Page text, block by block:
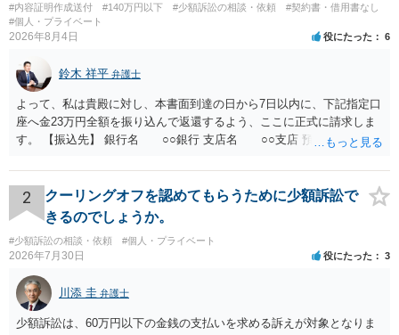
#内容証明作成送付 #140万円以下 #少額訴訟の相談・依頼
#契約書・借用書なし
#個人・プライベート
2026年8月4日 役にたった 6
鈴木 祥平 弁護士
よって、私は貴殿に対し、本書面到達の日から7日以内に、下記指定口
座へ金23万円全額を振り込んで返還するよう、ここに正式に請求しま
す。 【振込先】 銀行名 ○○銀行 支店名 ○○支店 預金種別 普通
されない場合には、貴殿には任意に返金する意思がないものと判断
し、やむを得ず、返還金23万円及びこれに対する遅延損害金の支払い
を求める民事訴訟、支払督促その他必要な法的手続を直ちに講じま
す。 その際には、訴訟に要する費用その他法令上認められる金員につ
いても併せて請求する予定ですので、あらかじめ申し添えます。 本件
は、貴殿自らが契約を解約したことによって生じた返還義務の履行を
求めるものにすぎません。貴殿の仕入先との取引関係や返金時期など
の内部事情は、私に対する返還義務の発生や履行時期には何ら影響を
及ぼすものではありません。 これ以上、本件の解決を不必要に遅延さ
2
クーリングオフを認めてもらうために少額訴訟で
きるのでしょうか。
#少額訴訟の相談・依頼 #個人・プライベート
2026年7月30日 役にたった 3
川添 圭 弁護士
少額訴訟は、60万円以下の金銭の支払いを求める訴えが対象となりま